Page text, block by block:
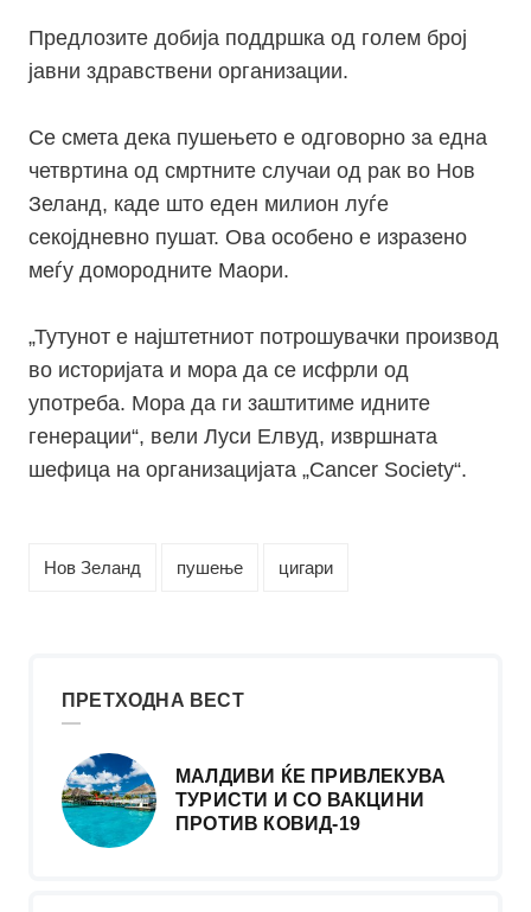
Предлозите добија поддршка од голем број
јавни здравствени организации.
Се смета дека пушењето е одговорно за една
четвртина од смртните случаи од рак во Нов
Зеланд, каде што еден милион луѓе
секојдневно пушат. Ова особено е изразено
меѓу домородните Маори.
„Тутунот е најштетниот потрошувачки производ
во историјата и мора да се исфрли од
употреба. Мора да ги заштитиме идните
генерации“, вели Луси Елвуд, извршната
шефица на организацијата „Cancer Society“.
Нов Зеланд пушење цигари
ПРЕТХОДНА ВЕСТ
МАЛДИВИ ЌЕ ПРИВЛЕКУВА
ТУРИСТИ И СО ВАКЦИНИ
ПРОТИВ КОВИД-19